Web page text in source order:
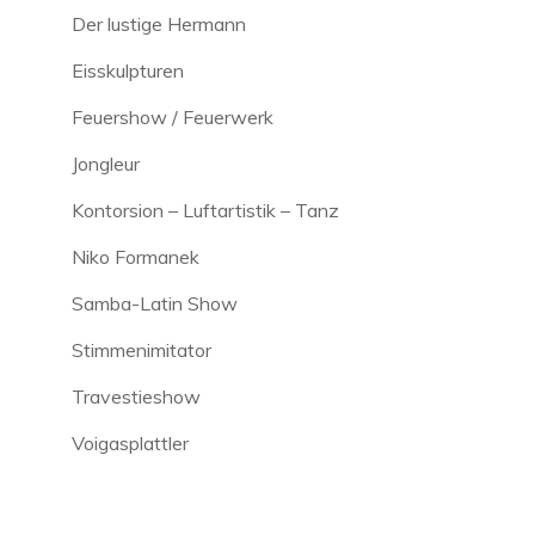
Der lustige Hermann
Eisskulpturen
Feuershow / Feuerwerk
Jongleur
Kontorsion – Luftartistik – Tanz
Niko Formanek
Samba-Latin Show
Stimmenimitator
Travestieshow
Voigasplattler